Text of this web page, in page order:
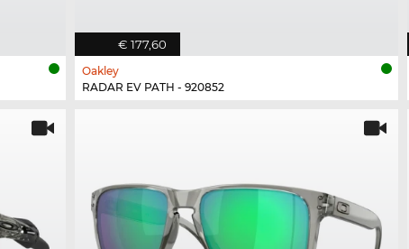
€ 177,60
Oakley
RADAR EV PATH - 920852